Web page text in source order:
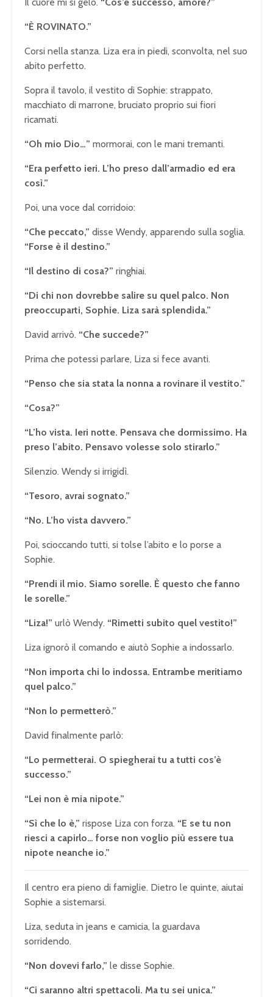
“È ROVINATO.”
Corsi nella stanza. Liza era in piedi, sconvolta, nel suo
abito perfetto.
Sopra il tavolo, il vestito di Sophie: strappato,
macchiato di marrone, bruciato proprio sui fiori
ricamati.
“Oh mio Dio…” mormorai, con le mani tremanti.
“Era perfetto ieri. L’ho preso dall’armadio ed era
così.”
Poi, una voce dal corridoio:
“Che peccato,” disse Wendy, apparendo sulla soglia.
“Forse è il destino.”
“Il destino di cosa?” ringhiai.
“Di chi non dovrebbe salire su quel palco. Non
preoccuparti, Sophie. Liza sarà splendida.”
David arrivò. “Che succede?”
Prima che potessi parlare, Liza si fece avanti.
“Penso che sia stata la nonna a rovinare il vestito.”
“Cosa?”
“L’ho vista. Ieri notte. Pensava che dormissimo. Ha
preso l’abito. Pensavo volesse solo stirarlo.”
Silenzio. Wendy si irrigidì.
“Tesoro, avrai sognato.”
“No. L’ho vista davvero.”
Poi, scioccando tutti, si tolse l’abito e lo porse a
Sophie.
“Prendi il mio. Siamo sorelle. È questo che fanno
le sorelle.”
“Liza!” urlò Wendy. “Rimetti subito quel vestito!”
Liza ignorò il comando e aiutò Sophie a indossarlo.
“Non importa chi lo indossa. Entrambe meritiamo
quel palco.”
“Non lo permetterò.”
David finalmente parlò:
“Lo permetterai. O spiegherai tu a tutti cos’è
successo.”
“Lei non è mia nipote.”
“Sì che lo è,” rispose Liza con forza. “E se tu non
riesci a capirlo… forse non voglio più essere tua
nipote neanche io.”
Il centro era pieno di famiglie. Dietro le quinte, aiutai
Sophie a sistemarsi.
Liza, seduta in jeans e camicia, la guardava
sorridendo.
“Non dovevi farlo,” le disse Sophie.
“Ci saranno altri spettacoli. Ma tu sei unica.”